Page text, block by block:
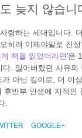
늦지 않습니
랑하는 세대입니다.
히려 이제야말로 진
책을 읽었더라면'은
. 잃어버렸던 사유의
아닌 깊이로, 더 이
후반부 인생에 지적인
.
GOOGLE+